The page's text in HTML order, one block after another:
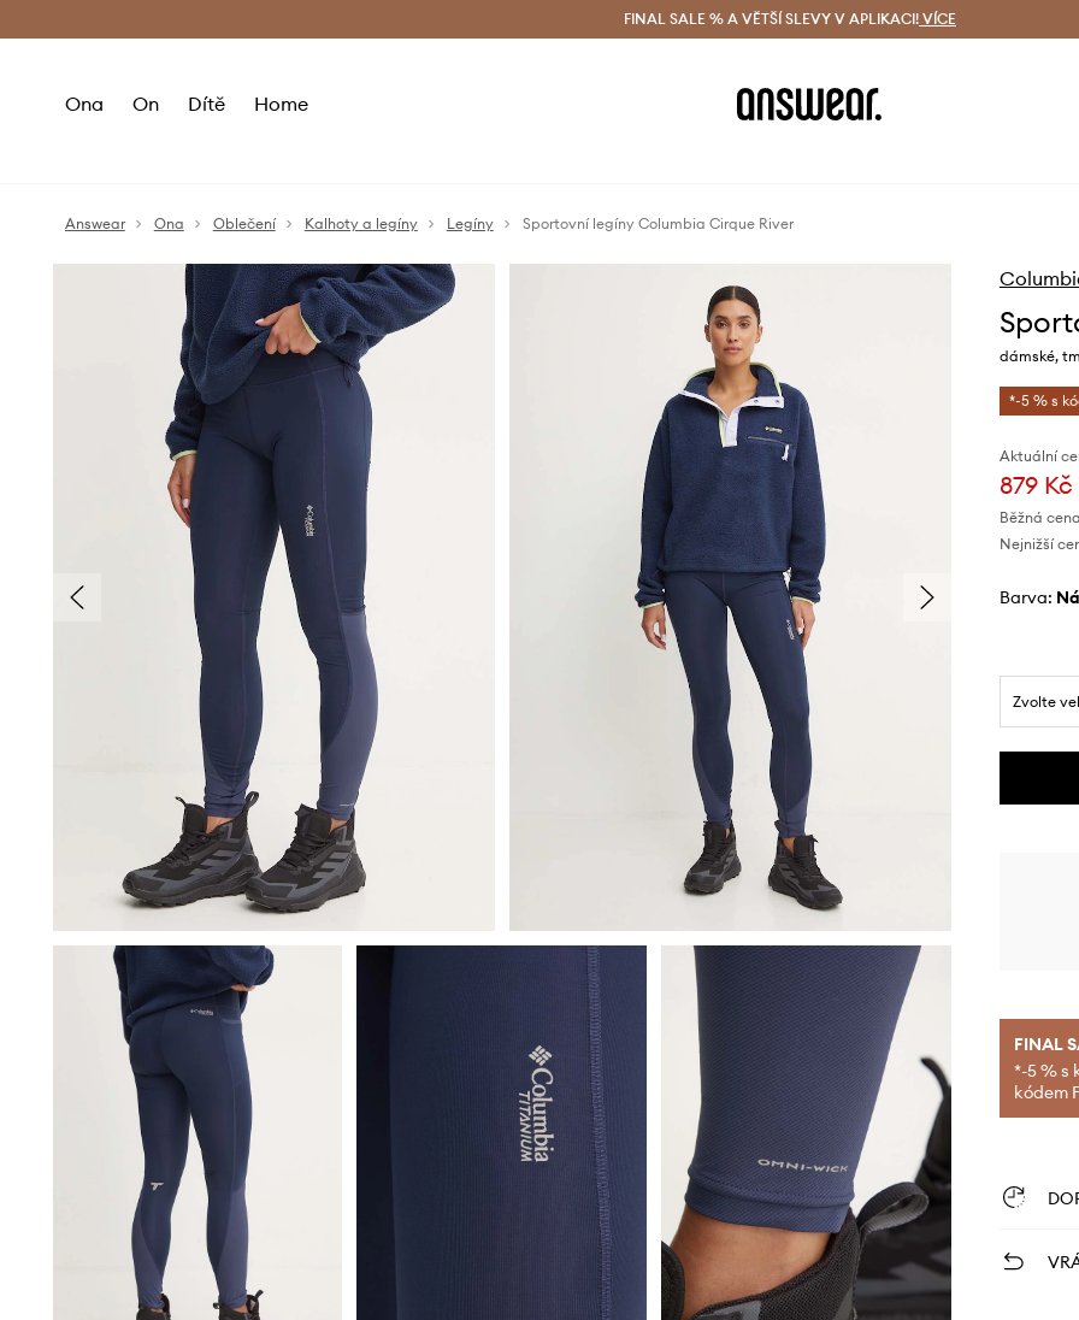
Doručení a vrácení zdarma (od 1800 Kč) Doručení i do 24 h
FINAL SALE % A VĚTŠÍ SLEVY V APLIKACI! VÍCE
Ona On Dítě Home
Answear Ona Oblečení Kalhoty a legíny Legíny Sportovní legíny Columbia Cirque River
dámské,
*-5 % s
Aktuální
879 Kč
Běžná
Nejnižší
Barva:
Zvolte
FINAL
*-5 % s
kódem